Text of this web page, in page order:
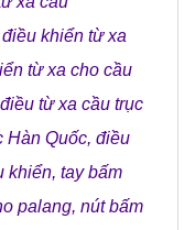
điều khiển từ xa
từ xa cho cầu
điều từ xa cầu trục
Hàn Quốc, điều
khiển, tay bấm
palang, nút bấm